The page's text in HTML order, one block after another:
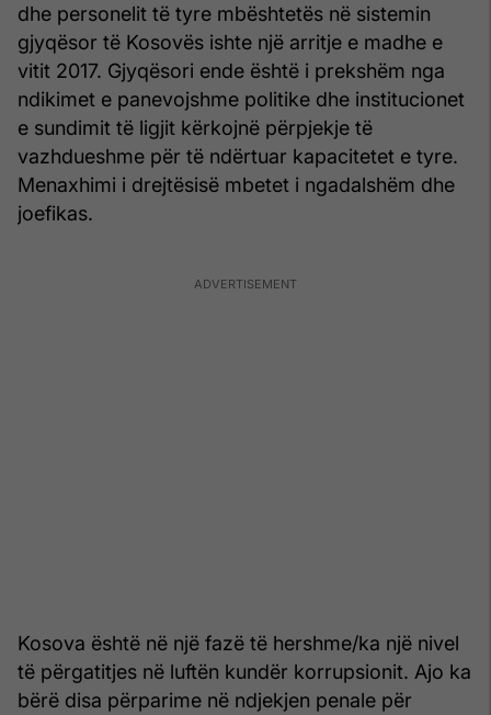
dhe personelit të tyre mbështetës në sistemin
gjyqësor të Kosovës ishte një arritje e madhe e
vitit 2017. Gjyqësori ende është i prekshëm nga
ndikimet e panevojshme politike dhe institucionet
e sundimit të ligjit kërkojnë përpjekje të
vazhdueshme për të ndërtuar kapacitetet e tyre.
Menaxhimi i drejtësisë mbetet i ngadalshëm dhe
joefikas.
Kosova është në një fazë të hershme/ka një nivel
të përgatitjes në luftën kundër korrupsionit. Ajo ka
bërë disa përparime në ndjekjen penale për